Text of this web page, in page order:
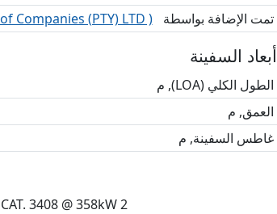
تمت الإضافة بواسطة
Companies (PTY) LTD )
أبعاد السفينة
الطول الكلي (LOA), م
العمق, م
غاطس السفينة, م
2 x CAT. 3408 @ 358kW